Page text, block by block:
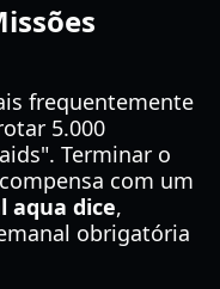
frequentemente
5.000
Terminar o
com um
aqua dice,
obrigatória